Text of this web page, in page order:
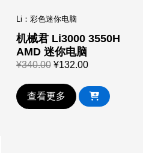
Li：彩色迷你电脑
机械君 Li3000 3550H
AMD 迷你电脑
¥340.00 ¥132.00
查看更多